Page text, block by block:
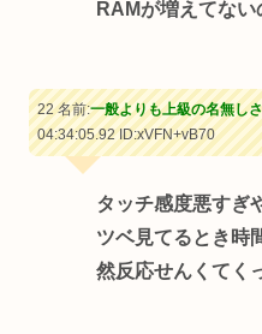
RAMが増えてな
22 名前:一般よりも上級の名無し
04:34:05.92ID:xVFN+vB70
タッチ感度悪すぎ
ツベ見てるとき時
然反応せんくてく